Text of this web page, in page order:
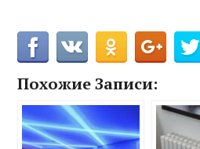
Похожие Записи: